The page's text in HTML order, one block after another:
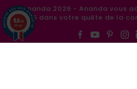
©Ananda 2026 - Ananda vous
1986 dans votre quête de la
9.8/10
857 avis